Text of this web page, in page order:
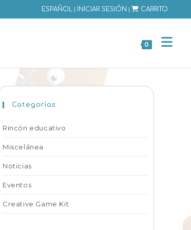
ESPAÑOL | INICIAR SESIÓN | CARRITO
0
Categorías
Rincón educativo
Miscelánea
Noticias
Eventos
Creative Game Kit